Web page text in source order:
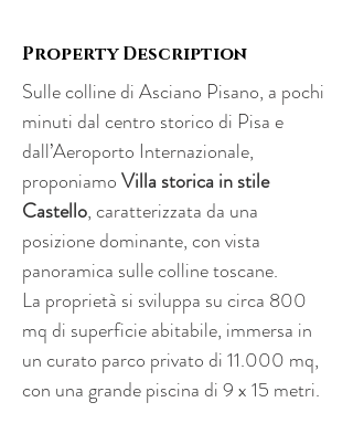
Property Description
Sulle colline di Asciano Pisano, a pochi
minuti dal centro storico di Pisa e
dall’Aeroporto Internazionale,
proponiamo Villa storica in stile
Castello, caratterizzata da una
posizione dominante, con vista
panoramica sulle colline toscane.
La proprietà si sviluppa su circa 800
mq di superficie abitabile, immersa in
un curato parco privato di 11.000 mq,
con una grande piscina di 9 x 15 metri.